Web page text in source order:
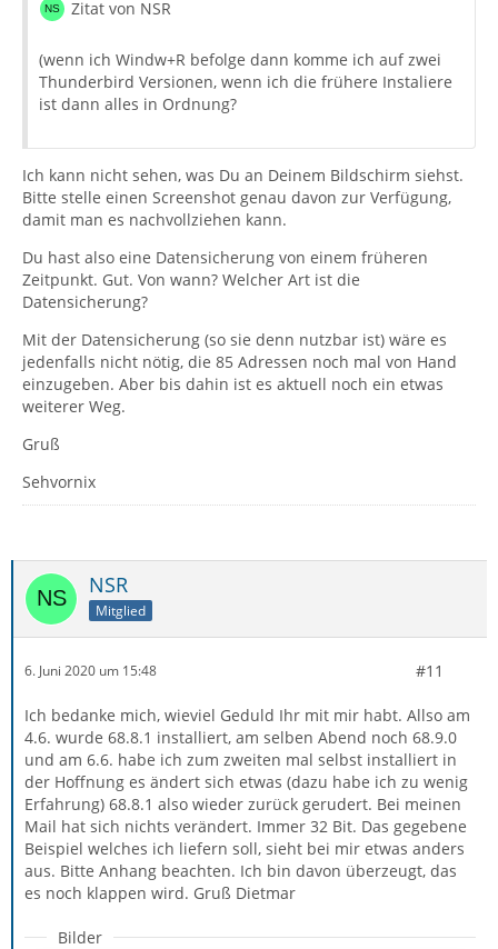
Zitat von NSR
(wenn ich Windw+R befolge dann komme ich auf zwei
Thunderbird Versionen, wenn ich die frühere Instaliere
ist dann alles in Ordnung?
Ich kann nicht sehen, was Du an Deinem Bildschirm siehst.
Bitte stelle einen Screenshot genau davon zur Verfügung,
damit man es nachvollziehen kann.
Du hast also eine Datensicherung von einem früheren
Zeitpunkt. Gut. Von wann? Welcher Art ist die
Datensicherung?
Mit der Datensicherung (so sie denn nutzbar ist) wäre es
jedenfalls nicht nötig, die 85 Adressen noch mal von Hand
einzugeben. Aber bis dahin ist es aktuell noch ein etwas
weiterer Weg.
Gruß
Sehvornix
NSR
Mitglied
6. Juni 2020 um 15:48 #11
Ich bedanke mich, wieviel Geduld Ihr mit mir habt. Allso am
4.6. wurde 68.8.1 installiert, am selben Abend noch 68.9.0
und am 6.6. habe ich zum zweiten mal selbst installiert in
der Hoffnung es ändert sich etwas (dazu habe ich zu wenig
Erfahrung) 68.8.1 also wieder zurück gerudert. Bei meinen
Mail hat sich nichts verändert. Immer 32 Bit. Das gegebene
Beispiel welches ich liefern soll, sieht bei mir etwas anders
aus. Bitte Anhang beachten. Ich bin davon überzeugt, das
es noch klappen wird. Gruß Dietmar
Bilder